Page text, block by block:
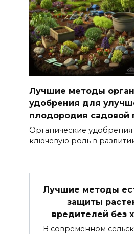
Лучшие методы
удобрения для
плодородия садовой
Органические
ключевую роль в
Лучшие методы
защиты
вредителей без
В современном